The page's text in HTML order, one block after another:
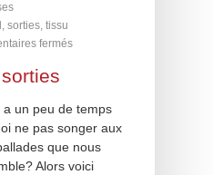
, sorties, tissu
fermés
a un peu de temps
ne pas songer aux
que nous
Alors voici